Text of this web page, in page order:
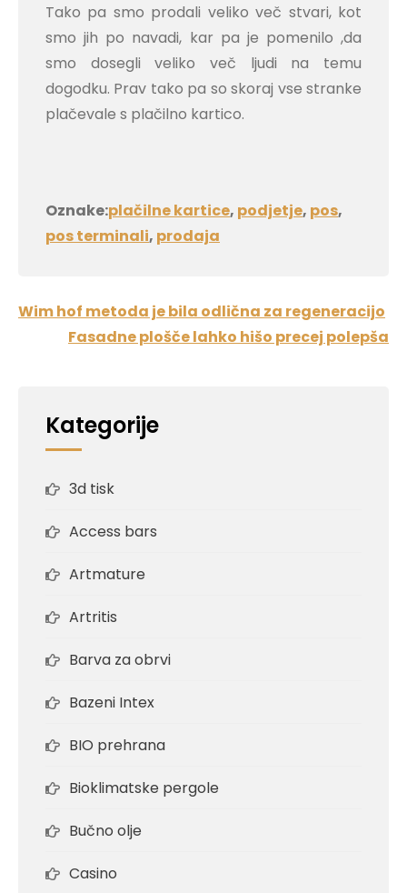
Tako pa smo prodali veliko več stvari, kot
smo jih po navadi, kar pa je pomenilo ,da
smo dosegli veliko več ljudi na temu
dogodku. Prav tako pa so skoraj vse stranke
plačevale s plačilno kartico.
Oznake:plačilne kartice, podjetje, pos,
pos terminali, prodaja
Navigacija
prispevka
Wim hof metoda je bila odlična za regeneracijo
Fasadne plošče lahko hišo precej polepša
Kategorije
3d tisk
Access bars
Artmature
Artritis
Barva za obrvi
Bazeni Intex
BIO prehrana
Bioklimatske pergole
Bučno olje
Casino